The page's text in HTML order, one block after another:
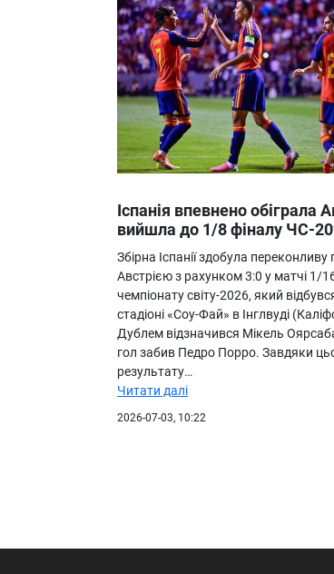
Іспанія впевнено обіграла
вийшла до 1/8 фіналу ЧС-
Збірна Іспанії здобула
Австрією з рахунком 3:0 у матчі 1/
чемпіонату світу-2026, який
стадіоні «Соу-Фай» в Інглвуді
Дублем відзначився Мікель
гол забив Педро Порро. Завдяки
результату…
Читати далі
2026-07-03, 10:22